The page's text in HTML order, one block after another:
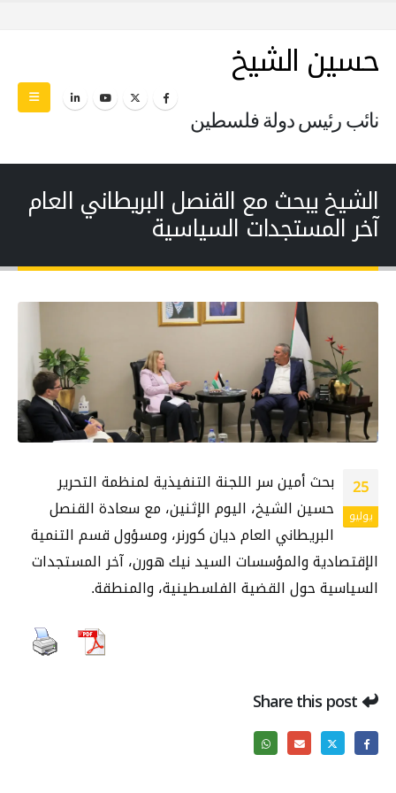
حسين الشيخ
نائب رئيس دولة فلسطين
الشيخ يبحث مع القنصل البريطاني العام
آخر المستجدات السياسية
25
يوليو
بحث أمين سر اللجنة التنفيذية لمنظمة التحرير
حسين الشيخ، اليوم الإثنين، مع سعادة القنصل
البريطاني العام ديان كورنر، ومسؤول قسم التنمية
الإقتصادية والمؤسسات السيد نيك هورن، آخر المستجدات
السياسية حول القضية الفلسطينية، والمنطقة.
Share this post